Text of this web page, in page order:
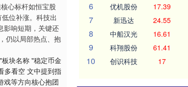
心标杆如恒宝股
位补涨。科技出
影响短期，关键还
仍以局部热点、抱
块名称 "稳定币金
多看空 文中提到指
戏等方向核心抱团
6 优机股份 17.39
7 新迅达 24.55
8 中船汉光 16.61
9 科翔股份 61.41
10 创识科技 17